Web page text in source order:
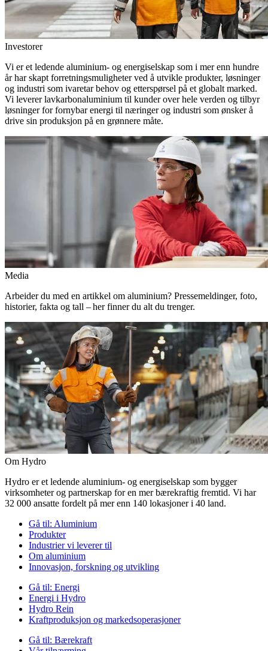
Investorer
Vi er et ledende aluminium- og energiselskap som i mer enn hundre
år har skapt forretningsmuligheter ved å utvikle produkter, løsninger
og industri som ivaretar behov og etterspørsel på et globalt marked.
Vi leverer lavkarbonaluminium til kunder over hele verden og tilbyr
løsninger for fornybar energi til næringer og industri som ønsker å
drive sin produksjon på en grønnere måte.
Media
Arbeider du med en artikkel om aluminium? Pressemeldinger, foto,
historier, fakta og tall – her finner du alt du trenger.
Om Hydro
Hydro er et ledende aluminium- og energiselskap som bygger
virksomheter og partnerskap for en mer bærekraftig fremtid. Vi har
32 000 ansatte fordelt på mer enn 140 lokasjoner i 40 land.
Gå til: Aluminium
Produkter
Industrier vi leverer til
Om aluminium
Innovasjon, forskning og utvikling
Gå til: Energi
Energi i Hydro
Hydro Rein
Kraftproduksjon og markedsoperasjoner
Gå til: Bærekraft